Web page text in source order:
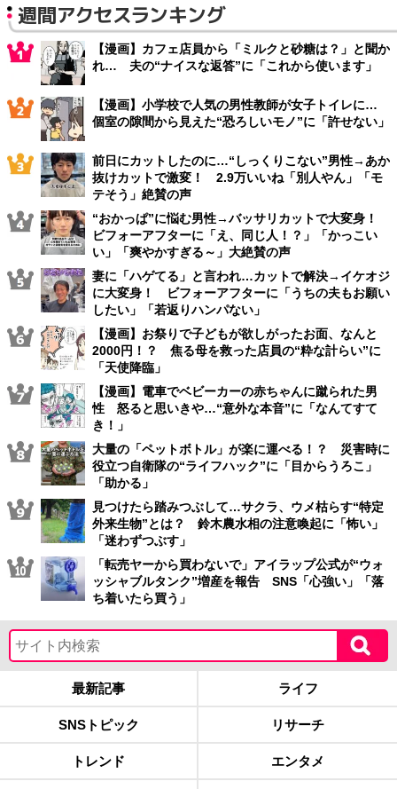
週間アクセスランキング
【漫画】カフェ店員から「ミルクと砂糖は？」と聞か
れ… 夫の“ナイスな返答”に「これから使います」
【漫画】小学校で人気の男性教師が女子トイレに…
個室の隙間から見えた“恐ろしいモノ”に「許せない」
前日にカットしたのに…“しっくりこない”男性→あか
抜けカットで激変！ 2.9万いいね「別人やん」「モ
テそう」絶賛の声
“おかっぱ”に悩む男性→バッサリカットで大変身！
ビフォーアフターに「え、同じ人！？」「かっこい
い」「爽やかすぎる～」大絶賛の声
妻に「ハゲてる」と言われ…カットで解決→イケオジ
に大変身！ ビフォーアフターに「うちの夫もお願い
したい」「若返りハンパない」
【漫画】お祭りで子どもが欲しがったお面、なんと
2000円！？ 焦る母を救った店員の“粋な計らい”に
「天使降臨」
【漫画】電車でベビーカーの赤ちゃんに蹴られた男
性 怒ると思いきや…“意外な本音”に「なんてすて
き！」
大量の「ペットボトル」が楽に運べる！？ 災害時に
役立つ自衛隊の“ライフハック”に「目からうろこ」
「助かる」
見つけたら踏みつぶして…サクラ、ウメ枯らす“特定
外来生物”とは？ 鈴木農水相の注意喚起に「怖い」
「迷わずつぶす」
「転売ヤーから買わないで」アイラップ公式が“ウォ
ッシャブルタンク”増産を報告 SNS「心強い」「落
ち着いたら買う」
最新記事 ライフ
SNSトピック リサーチ
トレンド エンタメ